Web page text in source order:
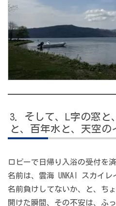
そして、L字の窓と
と、百年水と、天空の
ロビーで日帰り入浴の受付を
名前は、雲海 UNKAI スカイレ
名前負けしてないか、と、ち
開けた瞬間、その不安は、ふ